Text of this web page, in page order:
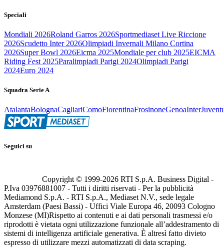
Speciali
Mondiali 2026Roland Garros 2026Sportmediaset Live Riccione
2026Scudetto Inter 2026Olimpiadi Invernali Milano Cortina
2026Super Bowl 2026Eicma 2025Mondiale per club 2025EICMA
Riding Fest 2025Paralimpiadi Parigi 2024Olimpiadi Parigi
2024Euro 2024
Squadra Serie A
AtalantaBolognaCagliariComoFiorentinaFrosinoneGenoaInter
Seguici su
Copyright © 1999-2026 RTI S.p.A. Business Digital -
P.Iva 03976881007 - Tutti i diritti riservati - Per la pubblicità
Mediamond S.p.A. - RTI S.p.A., Mediaset N.V., sede legale
Amsterdam (Paesi Bassi) - Uffici Viale Europa 46, 20093 Cologno
Monzese (MI)Rispetto ai contenuti e ai dati personali trasmessi e/o
riprodotti è vietata ogni utilizzazione funzionale all’addestramento di
sistemi di intelligenza artificiale generativa. È altresì fatto divieto
espresso di utilizzare mezzi automatizzati di data scraping.